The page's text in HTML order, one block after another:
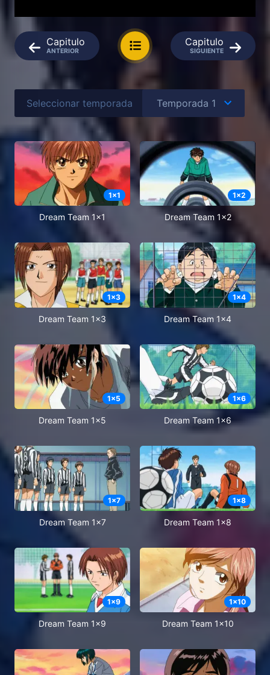
Capitulo
ANTERIOR
Capitulo
SIGUIENTE
Seleccionar temporada
1x1
Dream Team 1x1
1x2
Dream Team 1x2
1x3
Dream Team 1x3
1x4
Dream Team 1x4
1x5
Dream Team 1x5
1x6
Dream Team 1x6
1x7
Dream Team 1x7
1x8
Dream Team 1x8
1x9
Dream Team 1x9
1x10
Dream Team 1x10